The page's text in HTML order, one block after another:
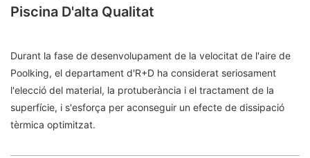
Piscina D'alta Qualitat
Durant la fase de desenvolupament de la velocitat de l'aire de
Poolking, el departament d'R+D ha considerat seriosament
l'elecció del material, la protuberància i el tractament de la
superfície, i s'esforça per aconseguir un efecte de dissipació
tèrmica optimitzat.